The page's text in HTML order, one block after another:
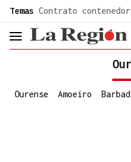
Temas Contrato
header.menu.open
Ourense Amoeiro